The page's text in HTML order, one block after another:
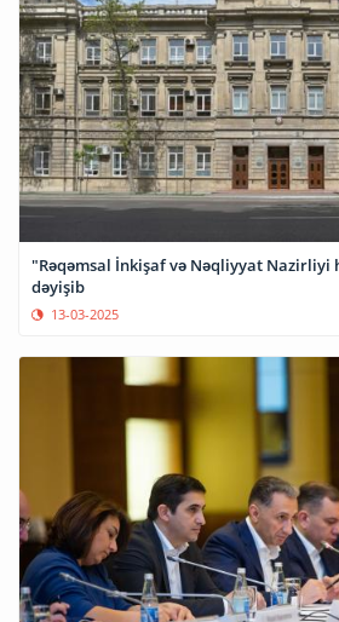
"Rəqəmsal İnkişaf və Nəqliyyat Nazirliyi
dəyişib
13-03-2025